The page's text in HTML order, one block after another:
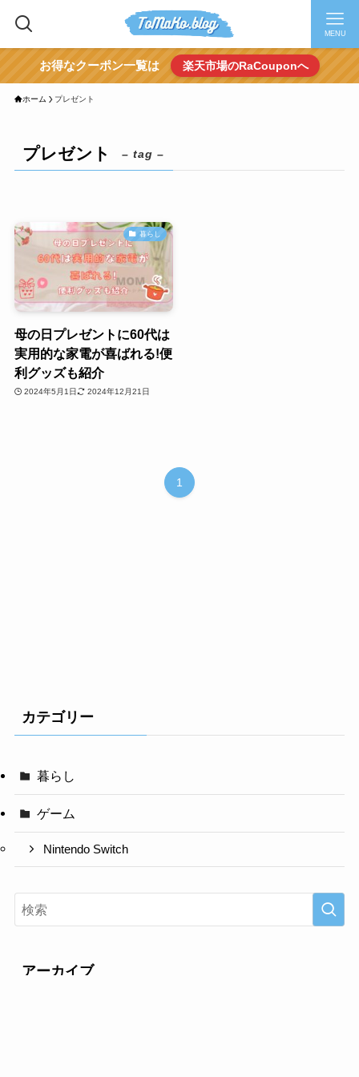
MENU
お得なクーポン一覧は 楽天市場のRaCouponへ
ホーム プレゼント
プレゼント – tag –
暮らし
母の日プレゼントに60代は
実用的な家電が喜ばれる!便
利グッズも紹介
2024年5月1日 2024年12月21日
1
カテゴリー
暮らし
ゲーム
Nintendo Switch
アーカイブ